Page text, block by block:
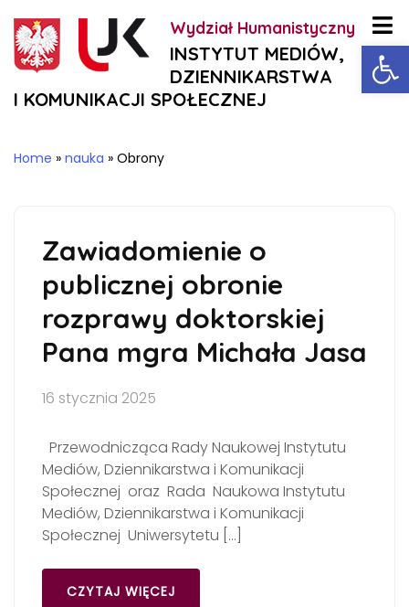
Wydział Humanistyczny
INSTYTUT MEDIÓW,
DZIENNIKARSTWA
I KOMUNIKACJI SPOŁECZNEJ
Home » nauka » Obrony
Zawiadomienie o
publicznej obronie
rozprawy doktorskiej
Pana mgra Michała Jasa
16 stycznia 2025
Przewodnicząca Rady Naukowej Instytutu
Mediów, Dziennikarstwa i Komunikacji
Społecznej oraz Rada Naukowa Instytutu
Mediów, Dziennikarstwa i Komunikacji
Społecznej Uniwersytetu […]
CZYTAJ WIĘCEJ